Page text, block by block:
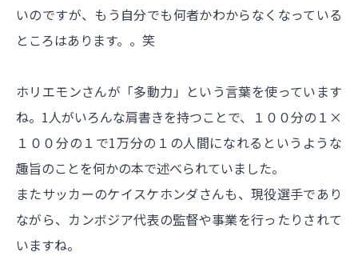
いのですが、もう自分でも何者かわからなくなっている
ところはあります。。笑
ホリエモンさんが「多動力」という言葉を使っています
ね。1人がいろんな肩書きを持つことで、１００分の１×
１００分の１で1万分の１の人間になれるというような
趣旨のことを何かの本で述べられていました。
またサッカーのケイスケホンダさんも、現役選手であり
ながら、カンボジア代表の監督や事業を行ったりされて
いますね。